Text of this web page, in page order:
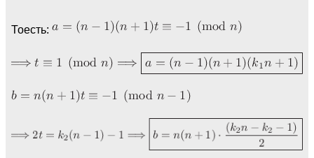
Тоесть: